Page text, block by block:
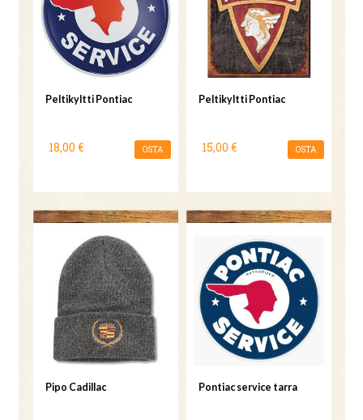
Peltikyltti Pontiac
18,00 € OSTA
Peltikyltti Pontiac
15,00 € OSTA
Pipo Cadillac Pontiac service tarra